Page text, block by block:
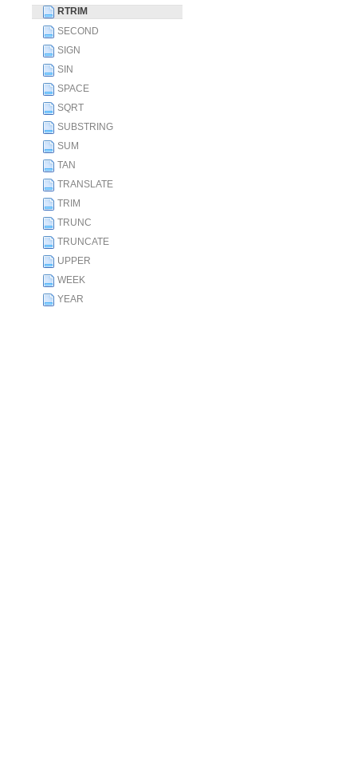
RTRIM
SECOND
SIGN
SIN
SPACE
SQRT
SUBSTRING
SUM
TAN
TRANSLATE
TRIM
TRUNC
TRUNCATE
UPPER
WEEK
YEAR